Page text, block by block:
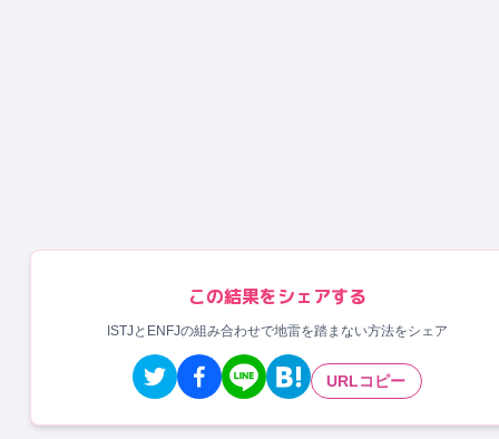
この結果をシェアする
ISTJとENFJの組み合わせで地雷を踏まない方法をシェア
URLコピー